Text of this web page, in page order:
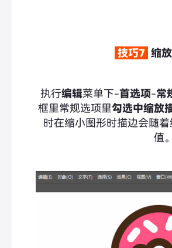
技巧7 缩
执行编辑菜单下-首选项-常
框里常规选项里勾选中缩放
时在缩小图形时描边会随
值。